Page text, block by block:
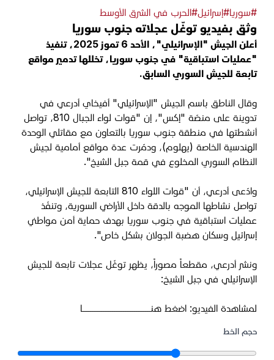
#سوريا#إسرائيل#الحرب في الشرق الأوسط
وثق بفيديو توغّل عجلاته جنوب سوريا
أعلن الجيش "الإسرائيلي"، الأحد 6 تموز 2025، تنفيذ
"عمليات استباقية" في جنوب سوريا، تخللها تدمير مواقع
تابعة للجيش السوري السابق.
وقال الناطق باسم الجيش "الإسرائيلي" أفيخاي أدرعي في
تدوينة على منصّة "إكس"، إن "قوات لواء الجبال 810، تواصل
أنشطتها في منطقة جنوب سوريا بالتعاون مع مقاتلي الوحدة
الهندسية الخاصة (يهلوم)، ودمّرت عدة مواقع أمامية لجيش
النظام السوري المخلوع في قمة جبل الشيخ".
وادّعى أدرعي، أن "قوات اللواء 810 التابعة للجيش الإسرائيلي،
تواصل نشاطها الموجه بالدقة داخل الأراضي السورية، وتنفّذ
عمليات استباقية في جنوب سوريا بهدف حماية أمن مواطني
إسرائيل وسكان هضبة الجولان بشكل خاص".
ونشر أدرعي، مقطعاً مصوراً، يظهر توغّل عجلات تابعة للجيش
الإسرائيلي في جبل الشيخ:
لمشاهدة الفيديو: اضغط هنـــــــــــــــــــــــــــــــــــــا
حجم الخط